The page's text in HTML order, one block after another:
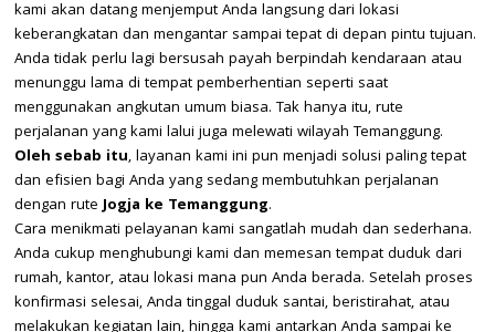
kami akan datang menjemput Anda langsung dari lokasi
keberangkatan dan mengantar sampai tepat di depan pintu tujuan.
Anda tidak perlu lagi bersusah payah berpindah kendaraan atau
menunggu lama di tempat pemberhentian seperti saat
menggunakan angkutan umum biasa. Tak hanya itu, rute
perjalanan yang kami lalui juga melewati wilayah Temanggung.
Oleh sebab itu, layanan kami ini pun menjadi solusi paling tepat
dan efisien bagi Anda yang sedang membutuhkan perjalanan
dengan ruteJogja ke Temanggung.
Cara menikmati pelayanan kami sangatlah mudah dan sederhana.
Anda cukup menghubungi kami dan memesan tempat duduk dari
rumah, kantor, atau lokasi mana pun Anda berada. Setelah proses
konfirmasi selesai, Anda tinggal duduk santai, beristirahat, atau
melakukan kegiatan lain, hingga kami antarkan Anda sampai ke